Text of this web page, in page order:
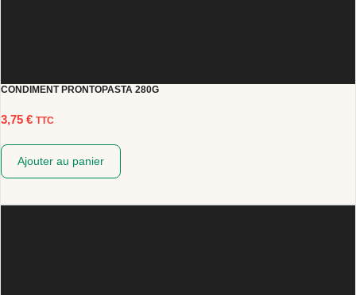
CONDIMENT PRONTOPASTA 280G
3,75 € TTC
Ajouter au panier